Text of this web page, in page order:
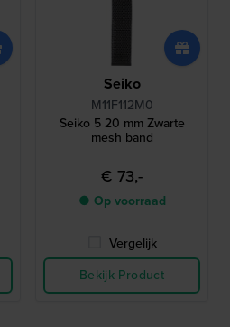
Seiko
M11F112M0
Seiko 5 20 mm Zwarte
mesh band
€ 73,-
● Op voorraad
Vergelijk
Bekijk Product